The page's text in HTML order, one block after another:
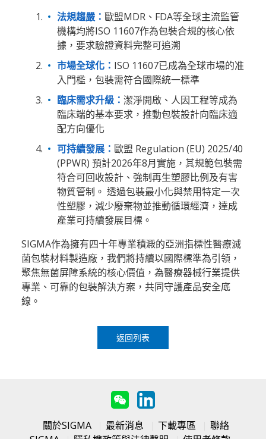
法規趨嚴： 歐盟MDR、FDA等全球主流監管
機構均將ISO 11607作為包裝合規的核心依
據，要求驗證資料完整可追溯
市場全球化： ISO 11607已成為全球市場的准
入門檻，包裝需符合國際統一標準
臨床需求升級： 潔淨開啟、人因工程等成為
臨床端的基本要求，推動包裝設計向臨床適
配方向優化
可持續發展： 歐盟 Regulation (EU) 2025/40
(PPWR) 預計2026年8月實施，其規範包裝需
符合可回收設計、強制再生塑膠比例及有害
物質管制。 透過包裝最小化與禁用特定一次
性塑膠，減少廢棄物並推動循環經濟，達成
產業可持續發展目標。
SIGMA作為擁有四十年專業積澱的亞洲指標性醫療滅
菌包裝材料製造廠，我們將持續以國際標準為引領，
聚焦無菌屏障系統的核心價值，為醫療器械行業提供
專業、可靠的包裝解決方案，共同守護產品安全底
線。
返回列表
關於SIGMA 最新消息 下載專區
聯絡